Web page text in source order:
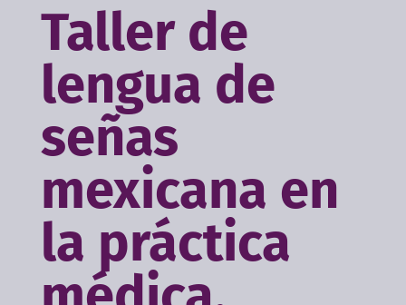
Taller de
lengua de
señas
mexicana en
la práctica